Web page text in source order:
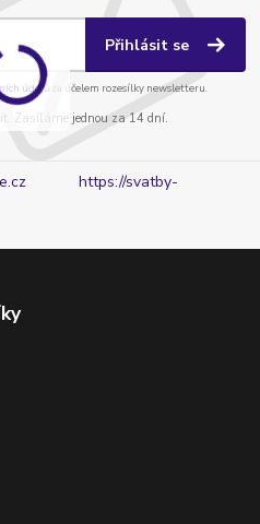
Přihlásit se
údajůza účelem rozesílky newsletteru.
Zasíláme jednou za 14 dní.
https://svatby-